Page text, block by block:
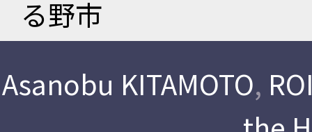
る野市
Asanobu KITAMOTO,